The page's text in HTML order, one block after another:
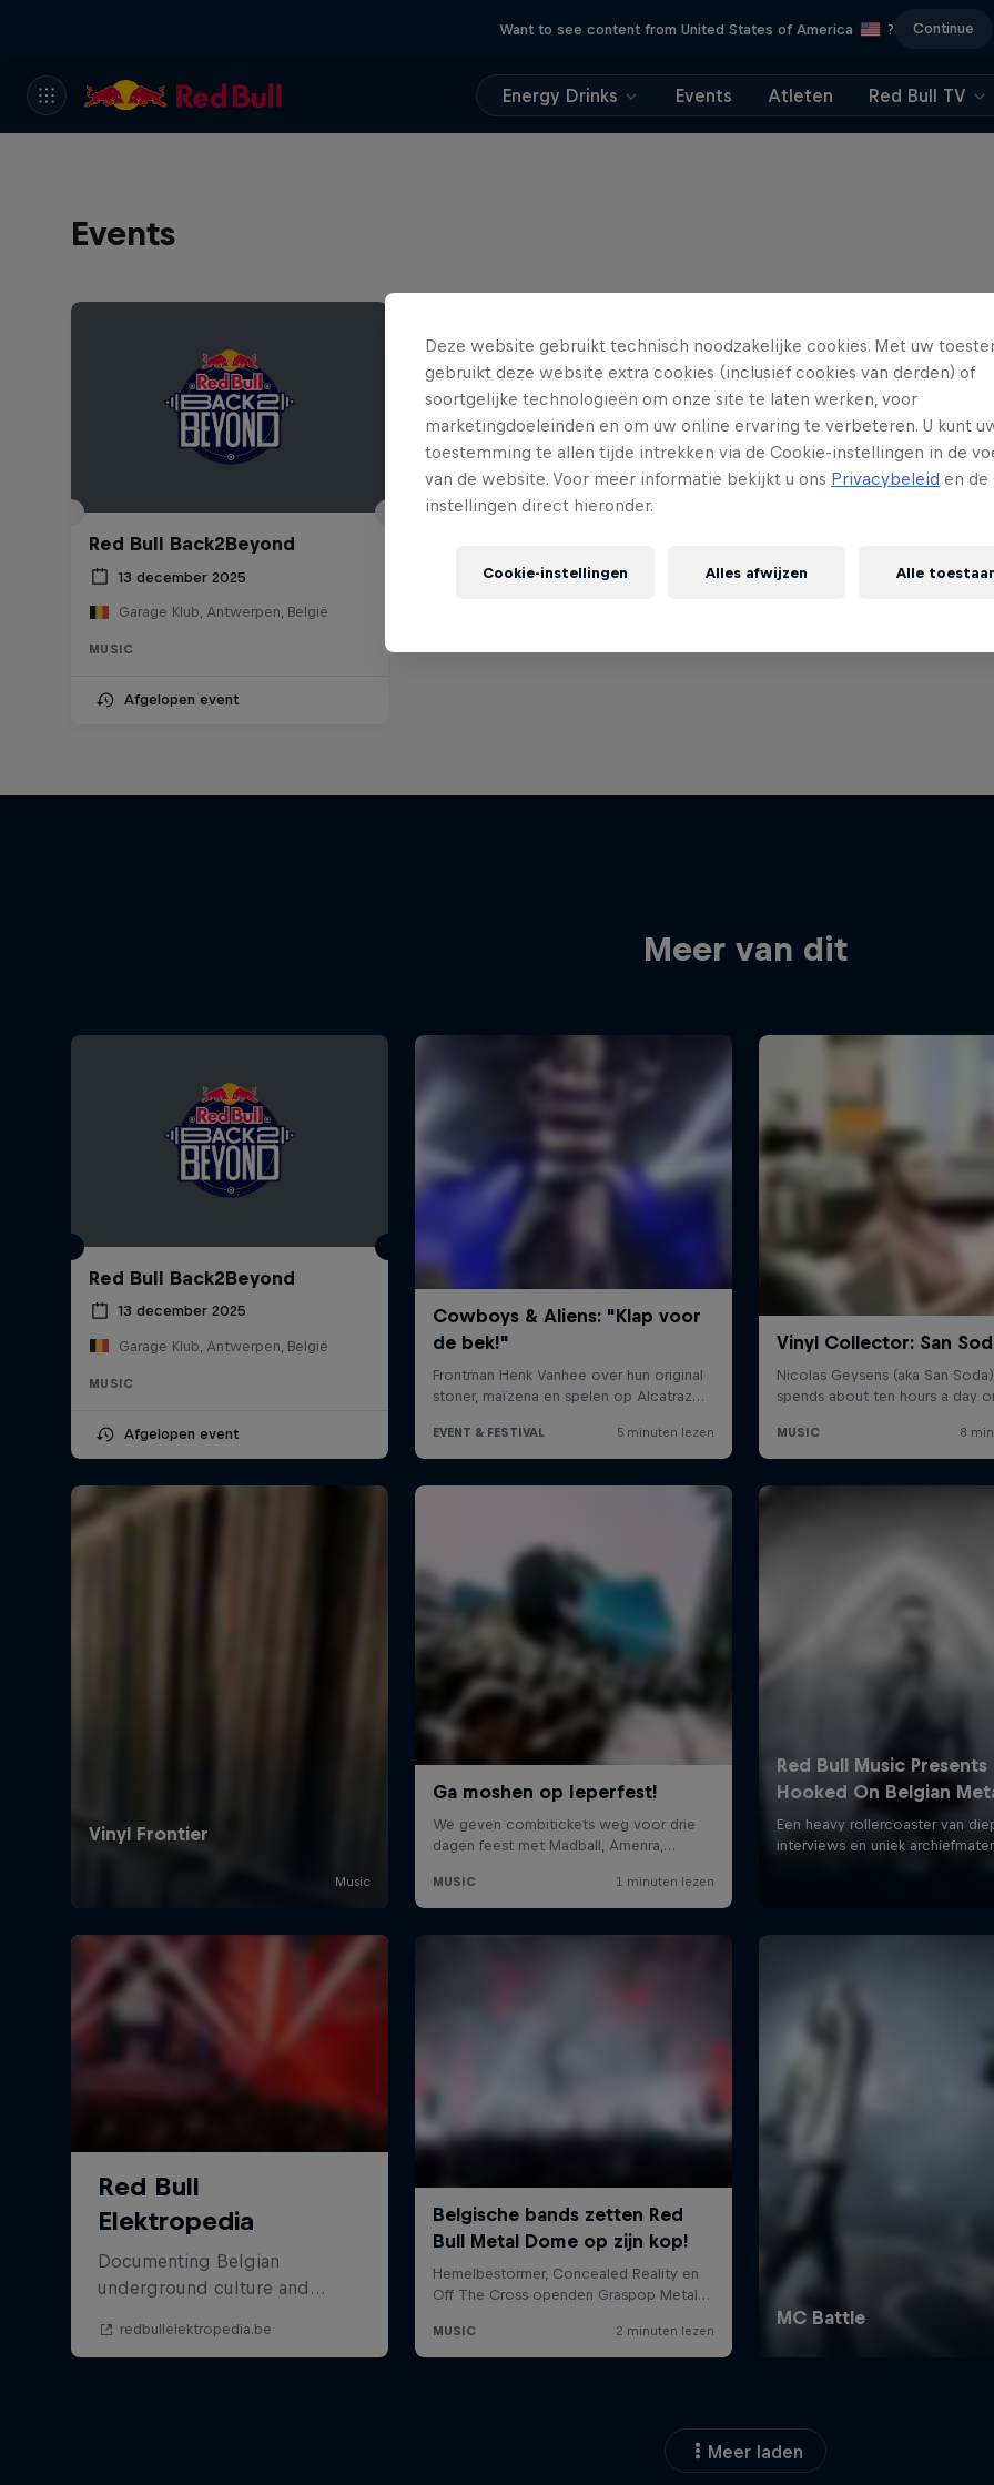
Want to see content from United States of America ? Continue
Energy Drinks Events Atleten Red Bull TV
Events
Red Bull Back2Beyond
13 december 2025
Garage Klub, Antwerpen, België
MUSIC
Afgelopen event
Meer van dit
Red Bull Back2Beyond
13 december 2025
Garage Klub, Antwerpen, België
MUSIC
Afgelopen event
Meer laden
Deze website gebruikt technisch noodzakelijke cookies. Met uw
gebruikt deze website extra cookies (inclusief cookies van derden) of
soortgelijke technologieën om onze site te laten werken, voor
marketingdoeleinden en om uw online ervaring te verbeteren. U kunt
toestemming te allen tijde intrekken via de Cookie-instellingen in de
van de website. Voor meer informatie bekijkt u ons Privacybeleid en de
instellingen direct hieronder.
Cookie-instellingen Alles afwijzen Alle